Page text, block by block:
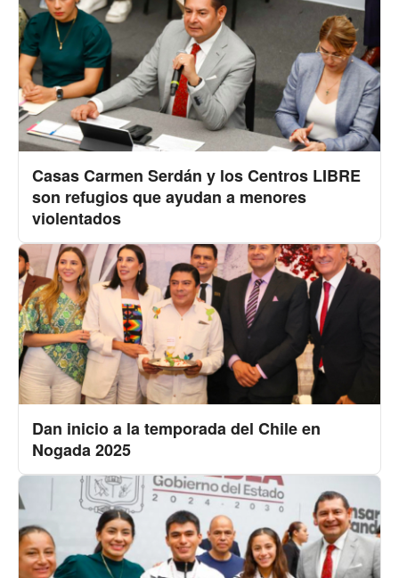
Casas Carmen Serdán y los Centros LIBRE
son refugios que ayudan a menores
violentados
Dan inicio a la temporada del Chile en
Nogada 2025